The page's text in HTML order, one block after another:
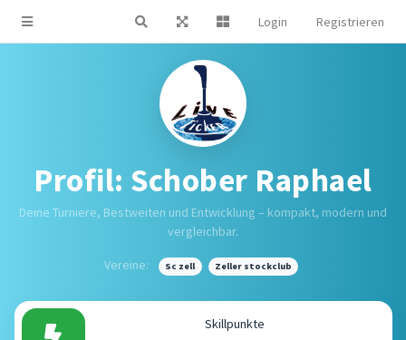
Login Registrieren
Profil: Schober Raphael
Deine Turniere, Bestweiten und Entwicklung – kompakt, modern und
vergleichbar.
Vereine: Sc zell Zeller stockclub
Skillpunkte